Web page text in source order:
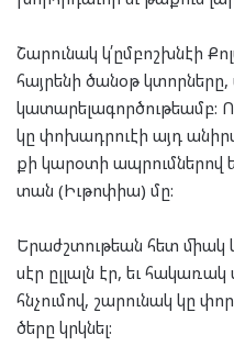
Շա­րու­նակ կ՛ըմ­բոշխ­նէի
հայ­րե­նի ծա­նօթ
կա­տա­րե­լա­գոր­ծու­թեամբ:
կը փո­խադր­ուէի այդ
քի կա­րօ­տի
տան (Իւ­թոփ­իա) մը:
Երաժշ­տու­թեան հետ
սէր ըլ­լալն էր, եւ հա­կա­ռակ
հնչու­մով, շա­րու­նակ կը
ծե­րը կրկնել: